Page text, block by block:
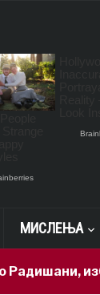
МИСЛЕЊА
избегал